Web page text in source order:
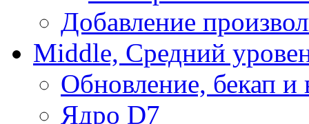
Добавление
Middle, Средний
Обновление, бекап и
Ядро D7